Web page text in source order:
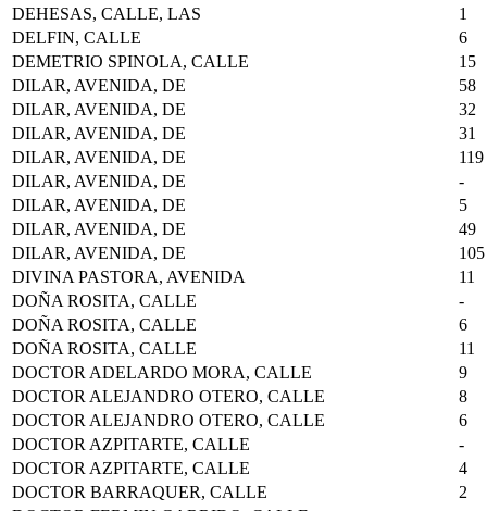
DEHESAS, CALLE, LAS
1
DELFIN, CALLE
6
DEMETRIO SPINOLA, CALLE
15
DILAR, AVENIDA, DE
58
DILAR, AVENIDA, DE
32
DILAR, AVENIDA, DE
31
DILAR, AVENIDA, DE
119
DILAR, AVENIDA, DE
-
DILAR, AVENIDA, DE
5
DILAR, AVENIDA, DE
49
DILAR, AVENIDA, DE
105
DIVINA PASTORA, AVENIDA
11
DOÑA ROSITA, CALLE
-
DOÑA ROSITA, CALLE
6
DOÑA ROSITA, CALLE
11
DOCTOR ADELARDO MORA, CALLE
9
DOCTOR ALEJANDRO OTERO, CALLE
8
DOCTOR ALEJANDRO OTERO, CALLE
6
DOCTOR AZPITARTE, CALLE
-
DOCTOR AZPITARTE, CALLE
4
DOCTOR BARRAQUER, CALLE
2